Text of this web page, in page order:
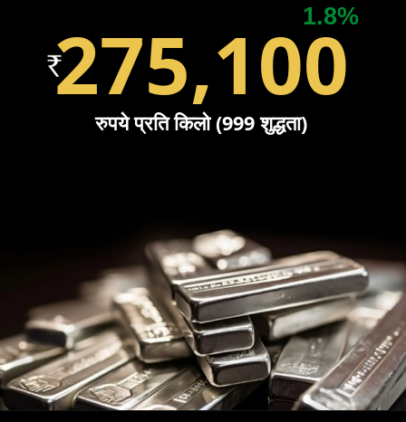
1.8%
275,100
रुपये प्रति किलो (999 शुद्धता)